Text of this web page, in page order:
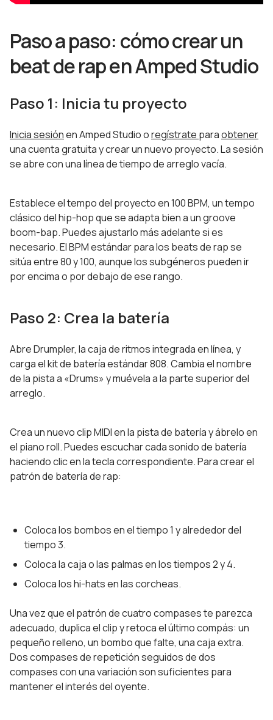
Paso a paso: cómo crear un
beat de rap en Amped Studio
Paso 1: Inicia tu proyecto
Inicia sesiónen Amped Studio oregístrate paraobtener
una cuenta gratuita y crear un nuevo proyecto. La sesión
se abre con una línea de tiempo de arreglo vacía.
Establece el tempo del proyecto en 100 BPM, un tempo
clásico del hip-hop que se adapta bien a un groove
boom-bap. Puedes ajustarlo más adelante si es
necesario. El BPM estándar para los beats de rap se
sitúa entre 80 y 100, aunque los subgéneros pueden ir
por encima o por debajo de ese rango.
Paso 2: Crea la batería
Abre Drumpler, la caja de ritmos integrada en línea, y
carga el kit de batería estándar 808. Cambia el nombre
de la pista a «Drums» y muévela a la parte superior del
arreglo.
Crea un nuevo clip MIDI en la pista de batería y ábrelo en
el piano roll. Puedes escuchar cada sonido de batería
haciendo clic en la tecla correspondiente. Para crear el
patrón de batería de rap:
Coloca los bombos en el tiempo 1 y alrededor del
tiempo 3.
Coloca la caja o las palmas en los tiempos 2 y 4.
Coloca los hi-hats en las corcheas.
Una vez que el patrón de cuatro compases te parezca
adecuado, duplica el clip y retoca el último compás: un
pequeño relleno, un bombo que falte, una caja extra.
Dos compases de repetición seguidos de dos
compases con una variación son suficientes para
mantener el interés del oyente.